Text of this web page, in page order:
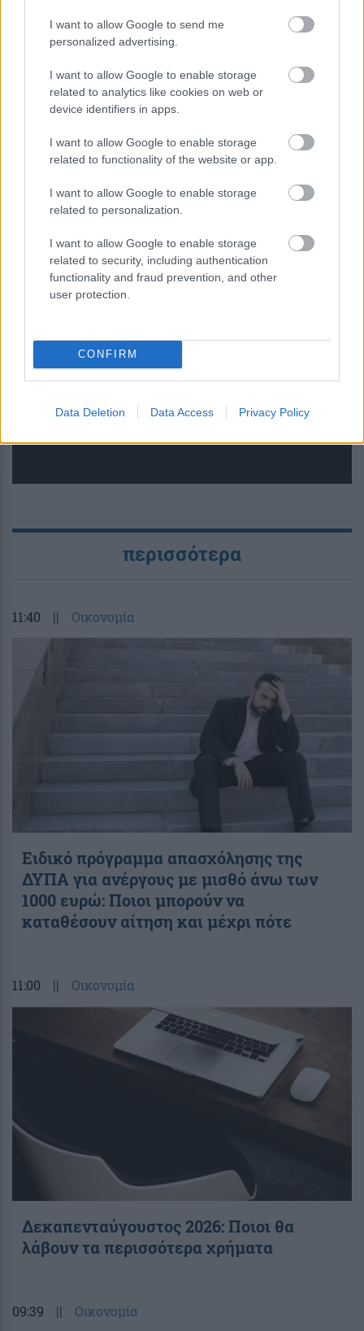
I want to allow Google to send me
personalized advertising.
I want to allow Google to enable storage
related to analytics like cookies on web or
device identifiers in apps.
I want to allow Google to enable storage
related to functionality of the website or app.
I want to allow Google to enable storage
related to personalization.
I want to allow Google to enable storage
related to security, including authentication
functionality and fraud prevention, and other
user protection.
CONFIRM
Data Deletion Data Access Privacy Policy
Η OpenAI βάζει φρένο σε νέο μοντέλο
λόγω ισχυρών δυνατοτήτων
κυβερνοασφάλειας
Νέα τεχνική αποκαλύπτει με ακρίβεια
νανομέτρου τη συμπεριφορά 2D
περισσότερα
11:40 || Οικονομία
Ειδικό πρόγραμμα απασχόλησης της
ΔΥΠΑ για ανέργους με μισθό άνω των
1000 ευρώ: Ποιοι μπορούν να
καταθέσουν αίτηση και μέχρι πότε
11:00 || Οικονομία
Δεκαπενταύγουστος 2026: Ποιοι θα
λάβουν τα περισσότερα χρήματα
09:39 || Οικονομία